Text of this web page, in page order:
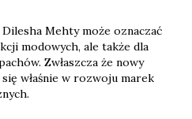
Mehty może oznaczać
modowych, ale także dla
Zwłaszcza że nowy
właśnie w rozwoju marek